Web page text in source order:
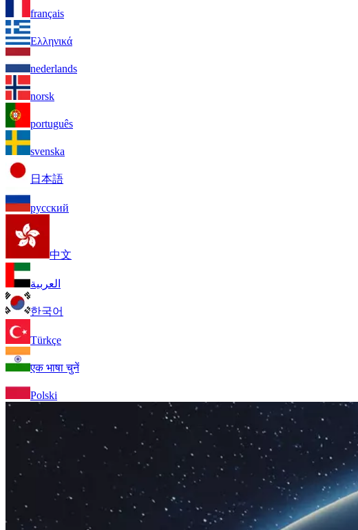
français
Ελληνικά
nederlands
norsk
português
svenska
日本語
русский
中文
العربية
한국어
Türkçe
एक भाषा चुनें
Polski